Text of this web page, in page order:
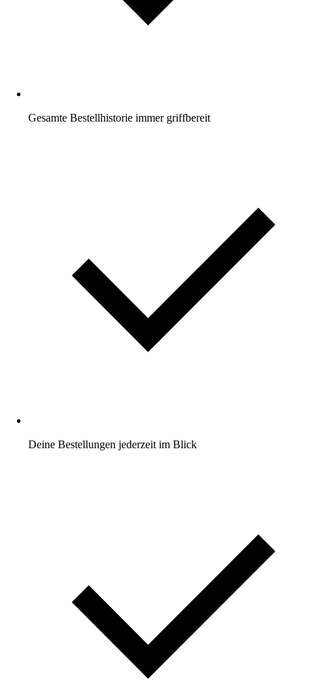
Gesamte Bestellhistorie immer griffbereit
Deine Bestellungen jederzeit im Blick